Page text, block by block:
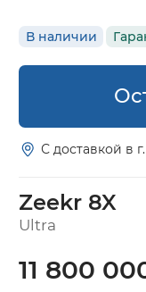
В наличии
С доставкой в
Zeekr 8X
Ultra
11 800